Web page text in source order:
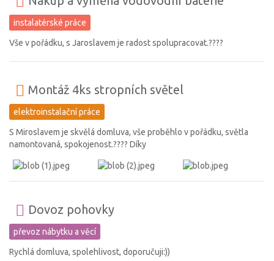
instalatérské práce
Vše v pořádku, s Jaroslavem je radost spolupracovat.????
Montáž 4ks stropních světel
elektroinstalační práce
S Miroslavem je skvělá domluva, vše proběhlo v pořádku, světla
namontovaná, spokojenost.???? Díky
Dovoz pohovky
převoz nábytku a věcí
Rychlá domluva, spolehlivost, doporučuji:))